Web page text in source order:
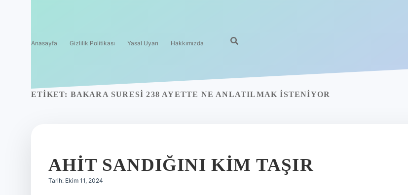
Anasayfa Gizlilik Politikası Yasal Uyarı Hakkımızda
ETIKET: BAKARA SURESI 238 AYETTE NE ANLATILMAK ISTENIYOR
AHIT SANDIĞINI KIM TAŞIR
Tarih: Ekim 11, 2024